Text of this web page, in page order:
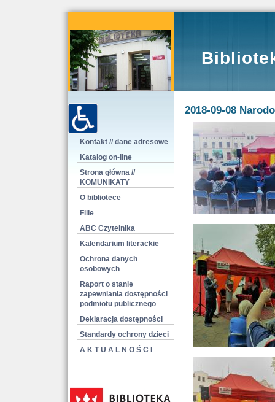
2018-09-08
Kontakt // dane adresowe
Katalog on-line
Strona główna //
KOMUNIKATY
O bibliotece
Filie
ABC Czytelnika
Kalendarium literackie
Ochrona danych
osobowych
Raport o stanie
zapewniania dostępności
podmiotu publicznego
Deklaracja dostępności
Standardy ochrony dzieci
A K T U A L N O Ś C I